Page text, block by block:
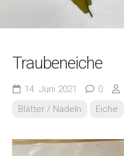
Traubeneiche
14. Juni 2021 0
Blätter / Nadeln
Eiche